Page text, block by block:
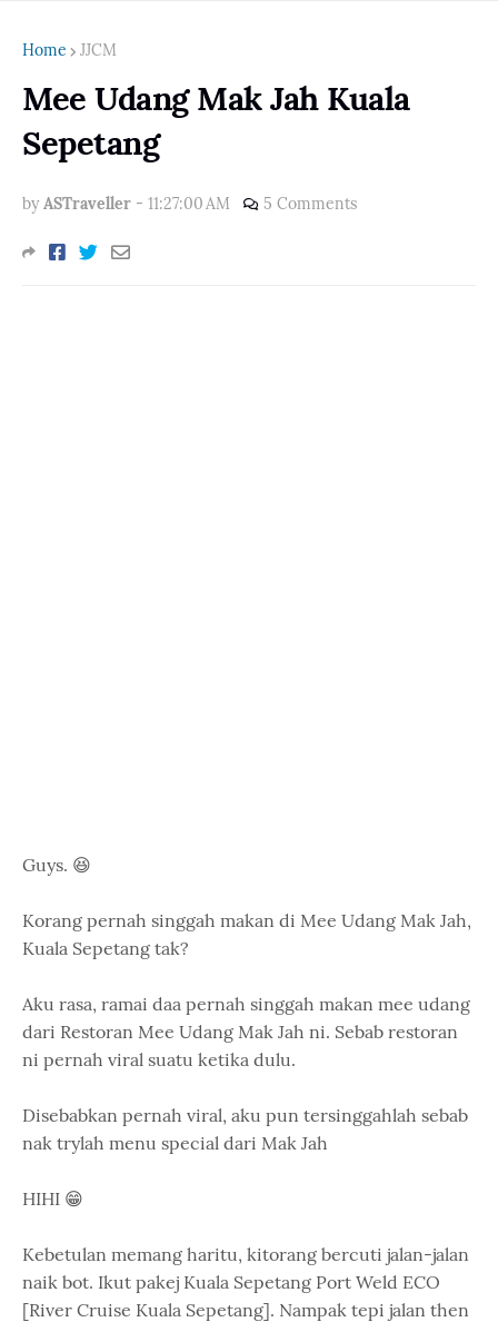
Home JJCM
Mee Udang Mak Jah Kuala
Sepetang
by ASTraveller - 11:27:00 AM 5 Comments
Guys. 😆
Korang pernah singgah makan di Mee Udang Mak Jah,
Kuala Sepetang tak?
Aku rasa, ramai daa pernah singgah makan mee udang
dari Restoran Mee Udang Mak Jah ni. Sebab restoran
ni pernah viral suatu ketika dulu.
Disebabkan pernah viral, aku pun tersinggahlah sebab
nak trylah menu special dari Mak Jah
HIHI 😁
Kebetulan memang haritu, kitorang bercuti jalan-jalan
naik bot. Ikut pakej Kuala Sepetang Port Weld ECO
[River Cruise Kuala Sepetang]. Nampak tepi jalan then